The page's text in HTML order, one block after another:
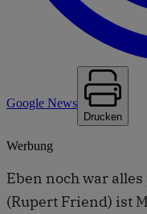
Google News
Drucken
Werbung
Eben noch war
(Rupert Friend) ist